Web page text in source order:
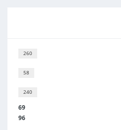
260
58
240
69
96